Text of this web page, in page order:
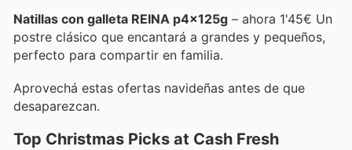
Natillas con galleta REINA p4x125g – ahora 1'45€ Un
postre clásico que encantará a grandes y pequeños,
perfecto para compartir en familia.
Aprovechá estas ofertas navideñas antes de que
desaparezcan.
Top Christmas Picks at Cash Fresh